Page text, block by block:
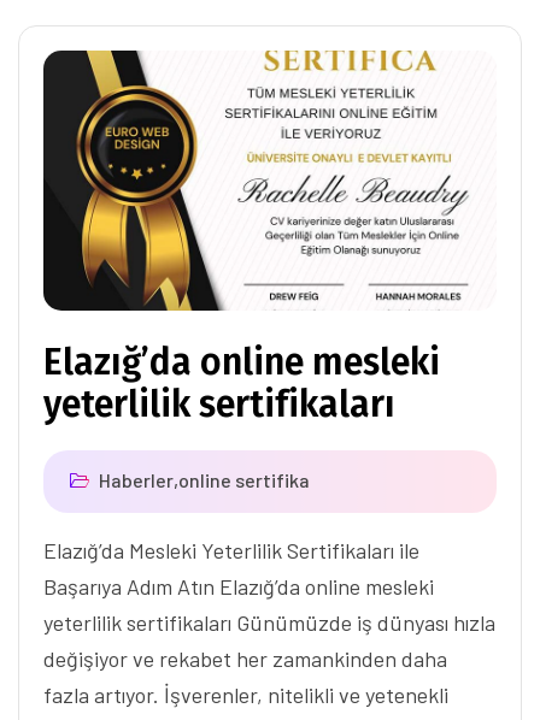
Elazığ’da online mesleki
yeterlilik sertifikaları
Haberler,online sertifika
Elazığ’da Mesleki Yeterlilik Sertifikaları ile
Başarıya Adım Atın Elazığ’da online mesleki
yeterlilik sertifikaları Günümüzde iş dünyası hızla
değişiyor ve rekabet her zamankinden daha
fazla artıyor. İşverenler, nitelikli ve yetenekli